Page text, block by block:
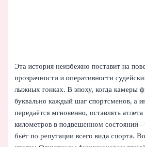
Эта история неизбежно поставит на
прозрачности и оперативности
лыжных гонках. В эпоху, когда камеры
буквально каждый шаг спортсменов, а
передаётся мгновенно, оставлять
километров в подвешенном состоянии -
бьёт по репутации всего вида спорта.